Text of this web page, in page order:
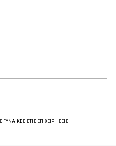
ΓΥΝΑΙΚΕΣ ΣΤΙΣ ΕΠΙΧΕΙΡΗΣΕΙΣ